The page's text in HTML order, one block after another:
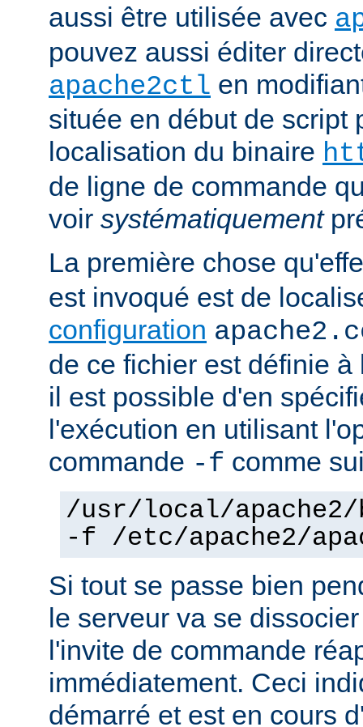
aussi être utilisée avec
pouvez aussi éditer
apache2ctl en
située en début de script
localisation du binaire
de ligne de commande
voir systématiquement
La première chose
est invoqué est de
configuration
de ce fichier est définie
il est possible d'en
l'exécution en utilisant
commande -f comme
/usr/local/
-f /etc/apache2/
Si tout se passe bien
le serveur va se
l'invite de commande
immédiatement. Ceci
démarré et est en cours